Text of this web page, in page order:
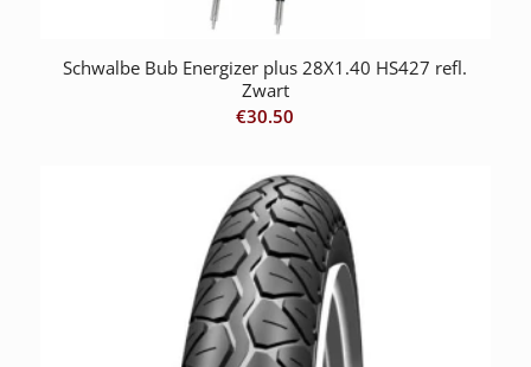
Schwalbe Bub Energizer plus 28X1.40 HS427 refl.
Zwart
€30.50